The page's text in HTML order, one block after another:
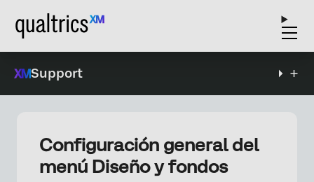
Support
Configuración general del
menú Diseño y fondos